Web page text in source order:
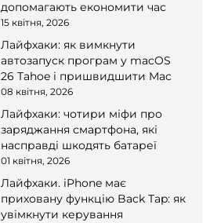
допомагають економити час
15 квітня, 2026
Лайфхаки: як вимкнути
автозапуск програм у macOS
26 Tahoe і пришвидшити Mac
08 квітня, 2026
Лайфхаки: чотири міфи про
заряджання смартфона, які
насправді шкодять батареї
01 квітня, 2026
Лайфхаки. iPhone має
приховану функцію Back Tap: як
увімкнути керування